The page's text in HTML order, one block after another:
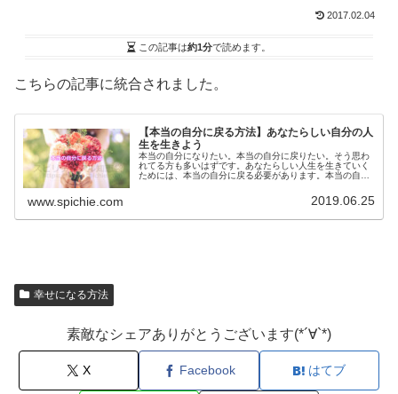
2017.02.04
この記事は約1分で読めます。
こちらの記事に統合されました。
【本当の自分に戻る方法】あなたらしい自分の人
生を生きよう
本当の自分になりたい。本当の自分に戻りたい。そう思わ
れてる方も多いはずです。あなたらしい人生を生きていく
ためには、本当の自分に戻る必要があります。本当の自分
www.spichie.com 2019.06.25
幸せになる方法
素敵なシェアありがとうございます(*´∀`*)
X Facebook はてブ